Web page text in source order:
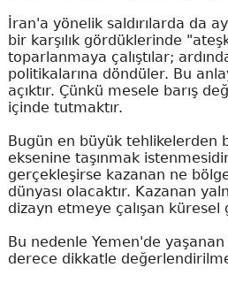
İran'a yönelik saldırılarda da
bir karşılık gördüklerinde
toparlanmaya çalıştılar;
politikalarına döndüler. Bu
açıktır. Çünkü mesele barış
içinde tutmaktır.
Bugün en büyük tehlikelerden
eksenine taşınmak
gerçekleşirse kazanan ne
dünyası olacaktır. Kazanan
dizayn etmeye çalışan küresel
Bu nedenle Yemen'de
derece dikkatle